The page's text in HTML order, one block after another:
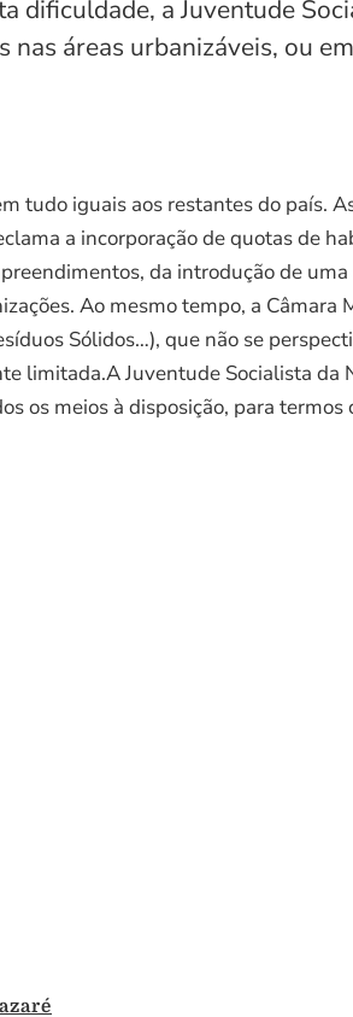
dificuldade, a Juventude
áreas urbanizáveis, ou
tudo iguais aos restantes do país.
a incorporação de quotas de
da introdução de
Ao mesmo tempo, a
Sólidos…), que não se
limitada.A Juventude Socialista
os meios à disposição, para